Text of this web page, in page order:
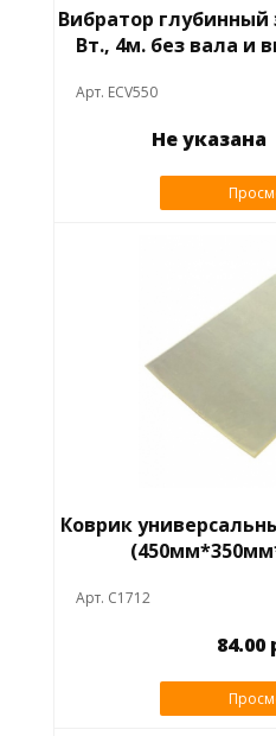
Вибратор глубинный
Вт., 4м. без вала и
Арт. ECV550
Не указана
Коврик
Арт. C1712
84.00